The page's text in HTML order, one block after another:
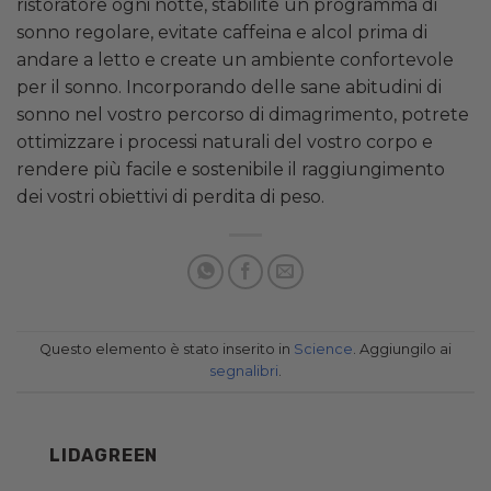
ristoratore ogni notte, stabilite un programma di
sonno regolare, evitate caffeina e alcol prima di
andare a letto e create un ambiente confortevole
per il sonno. Incorporando delle sane abitudini di
sonno nel vostro percorso di dimagrimento, potrete
ottimizzare i processi naturali del vostro corpo e
rendere più facile e sostenibile il raggiungimento
dei vostri obiettivi di perdita di peso.
Questo elemento è stato inserito in Science. Aggiungilo ai
segnalibri.
LIDAGREEN